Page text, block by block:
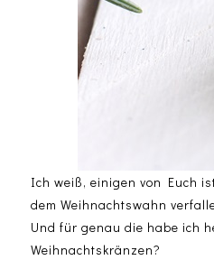
Ich weiß, einigen von Euch
dem Weihnachtswahn
Und für genau die habe ich
Weihnachtskränzen?